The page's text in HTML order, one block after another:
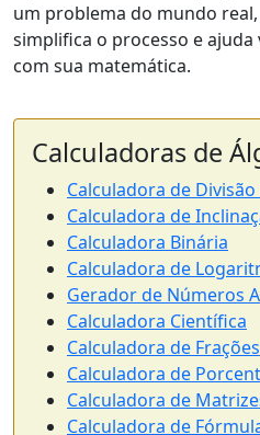
um problema do mundo
simplifica o processo e
com sua matemática.
Calculadoras de
Calculadora de
Calculadora de
Calculadora Binária
Calculadora de
Gerador de Números
Calculadora Científica
Calculadora de Frações
Calculadora de
Calculadora de
Calculadora de